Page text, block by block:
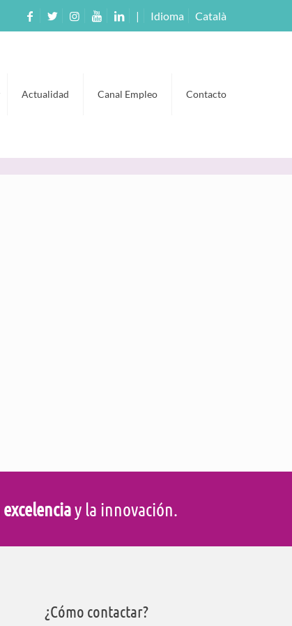
| Idioma Català
Actualidad Canal Empleo Contacto
excelenciay la innovación.
¿Cómo contactar?